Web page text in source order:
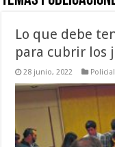
Lo que debe
para cubrir los
28 junio, 2022